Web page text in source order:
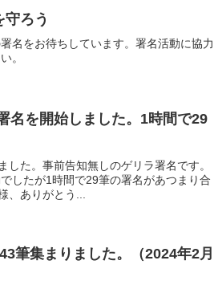
ろう
名をお待ちしています。署名活動に協力
。
を開始しました。1時間で29
た。事前告知無しのゲリラ署名です。
したが1時間で29筆の署名があつまり合
、ありがとう...
筆集まりました。（2024年2月